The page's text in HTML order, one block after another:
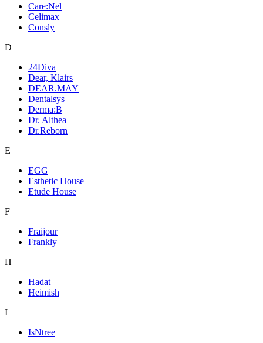
Care:Nel
Celimax
Consly
D
24Diva
Dear, Klairs
DEAR.MAY
Dentalsys
Derma:B
Dr. Althea
Dr.Reborn
E
EGG
Esthetic House
Etude House
F
Fraijour
Frankly
H
Hadat
Heimish
I
IsNtree